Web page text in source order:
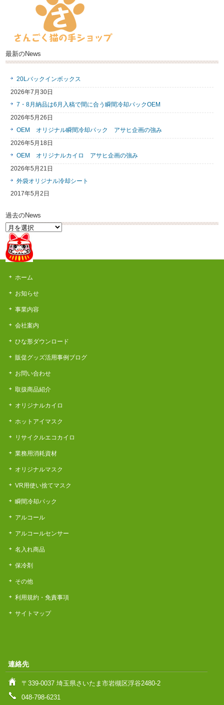
最新のNews
20Lバックインボックス
2026年7月30日
7・8月納品は6月入稿で間に合う瞬間冷却パックOEM
2026年5月26日
OEM オリジナル瞬間冷却パック アサヒ企画の強み
2026年5月18日
OEM オリジナルカイロ アサヒ企画の強み
2026年5月21日
外袋オリジナル冷却シート
2017年5月2日
過去のNews
過
去
の
News
ホーム
お知らせ
事業内容
会社案内
ひな形ダウンロード
販促グッズ活用事例ブログ
お問い合わせ
取扱商品紹介
オリジナルカイロ
ホットアイマスク
リサイクルエコカイロ
業務用消耗資材
オリジナルマスク
VR用使い捨てマスク
瞬間冷却パック
アルコール
アルコールセンサー
名入れ商品
保冷剤
その他
利用規約・免責事項
サイトマップ
連絡先
〒339-0037 埼玉県さいたま市岩槻区浮谷2480-2
048-798-6231